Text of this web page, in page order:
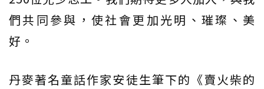
們共同參與，使社會更加光明、璀璨、美
好。
丹麥著名童話作家安徒生筆下的《賣火柴的